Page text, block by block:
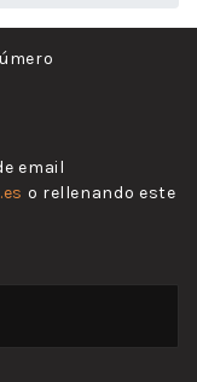
email
o rellenando este